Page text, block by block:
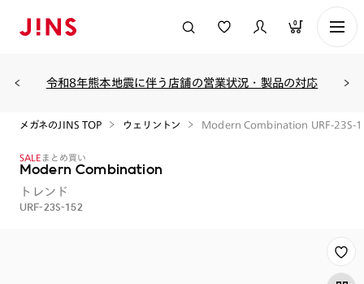
0
令和8年熊本地震に伴う店舗の営業状況・製品の対応
メガネのJINS TOP ウェリントン Modern Combination URF-23S-
SALE まとめ買い
Modern Combination
トレンド
URF-23S-152